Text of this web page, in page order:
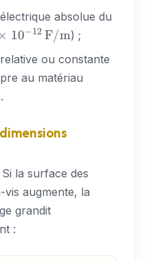
absolue du
\times
× 10−12 F/m) ;
ou constante
au matériau
Si la surface des
augmente, la
grandit
: